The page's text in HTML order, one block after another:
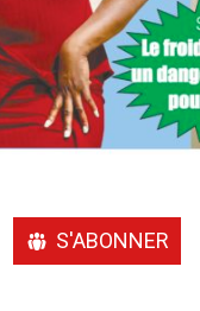
S'ABONNER